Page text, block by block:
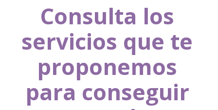
Consulta los
servicios que te
proponemos
para conseguir